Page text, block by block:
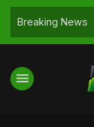
Breaking News
Priangan Timur
menu